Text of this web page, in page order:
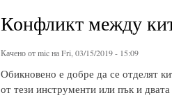
Конфликт между
Качено отmicна Fri, 03/15/2019 - 15:09
Обикновено е добре да се отделят
от тези инструменти или пък и